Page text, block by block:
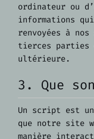
ordinateur ou
informations
renvoyées à
tierces parties
ultérieure.
3. Que
Un script est
que notre site
manière